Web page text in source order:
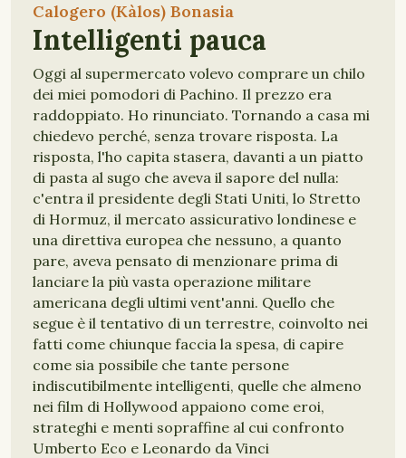
Calogero (Kàlos) Bonasia
Intelligenti pauca
Oggi al supermercato volevo comprare un chilo
dei miei pomodori di Pachino. Il prezzo era
raddoppiato. Ho rinunciato. Tornando a casa mi
chiedevo perché, senza trovare risposta. La
risposta, l'ho capita stasera, davanti a un piatto
di pasta al sugo che aveva il sapore del nulla:
c'entra il presidente degli Stati Uniti, lo Stretto
di Hormuz, il mercato assicurativo londinese e
una direttiva europea che nessuno, a quanto
pare, aveva pensato di menzionare prima di
lanciare la più vasta operazione militare
americana degli ultimi vent'anni. Quello che
segue è il tentativo di un terrestre, coinvolto nei
fatti come chiunque faccia la spesa, di capire
come sia possibile che tante persone
indiscutibilmente intelligenti, quelle che almeno
nei film di Hollywood appaiono come eroi,
strateghi e menti sopraffine al cui confronto
Umberto Eco e Leonardo da Vinci